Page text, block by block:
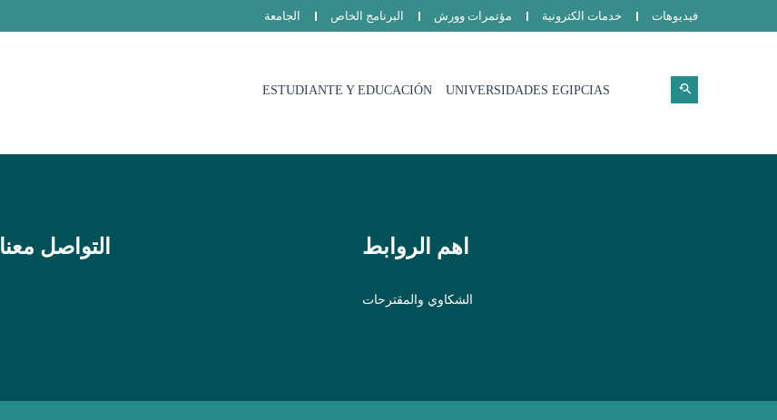
الجامعة البرنامج الخاص مؤتمرات وورش خدمات الكترونية فيديوهات
ESTUDIANTE Y EDUCACIÓN UNIVERSIDADES EGIPCIAS
التواصل معنا اهم الروابط
الشكاوي والمقترحات